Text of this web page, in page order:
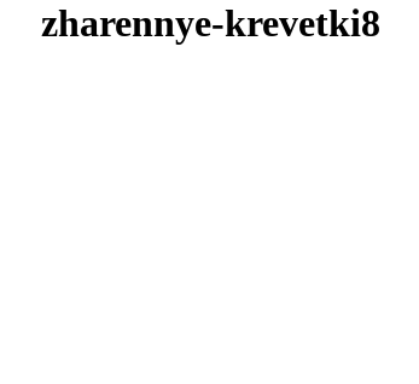
zharennye-krevetki8